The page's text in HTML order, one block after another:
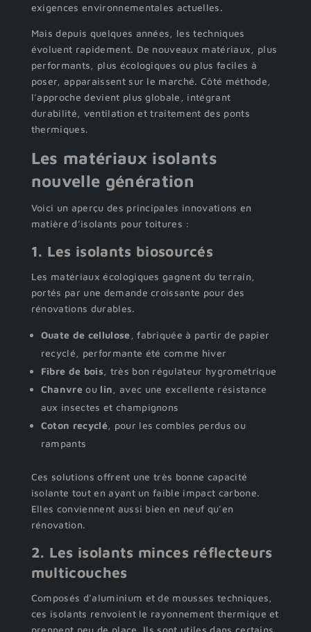
exigences environnementales actuelles.
Mais depuis quelques années, les techniques
évoluent rapidement. De nouveaux matériaux, plus
performants, plus écologiques ou plus faciles à
poser, apparaissent sur le marché. Côté méthode,
l’approche devient plus globale, intégrant
durabilité, ventilation et traitement des ponts
thermiques.
Les matériaux isolants
nouvelle génération
Voici un aperçu des principales innovations en
matière d’isolants pour toitures :
1. Les isolants biosourcés
Les matériaux écologiques gagnent du terrain,
portés par une demande croissante pour des
rénovations durables.
Ouate de cellulose , fabriquée à partir de papier
recyclé, performante été comme hiver
Fibre de bois , très bon régulateur hygrométrique
Chanvre ou lin , avec une excellente résistance
aux insectes et champignons
Coton recyclé, pour les combles perdus ou
rampants
Ces solutions offrent une très bonne capacité
isolante tout en ayant un faible impact carbone.
Elles conviennent aussi bien en neuf qu’en
rénovation.
2. Les isolants minces réflecteurs
multicouches
Composés d’aluminium et de mousses techniques,
ces isolants renvoient le rayonnement thermique et
prennent peu de place. Ils sont utiles dans certains